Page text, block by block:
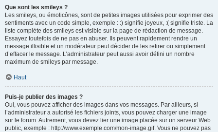
Que sont les smileys ?
Les smileys, ou émoticônes, sont de petites images utilisées pour exprimer des
sentiments avec un code simple, exemple : :) signifie joyeux, :( signifie triste. La
liste complète des smileys est visible sur la page de rédaction de message.
Essayez toutefois de ne pas en abuser. Ils peuvent rapidement rendre un
message illisible et un modérateur peut décider de les retirer ou simplement
d’effacer le message. L’administrateur peut aussi avoir défini un nombre
maximum de smileys par message.
Haut
Puis-je publier des images ?
Oui, vous pouvez afficher des images dans vos messages. Par ailleurs, si
l’administrateur a autorisé les fichiers joints, vous pouvez charger une image
sur le forum. Autrement, vous devez lier une image placée sur un serveur Web
public, exemple : http://www.exemple.com/mon-image.gif. Vous ne pouvez pas